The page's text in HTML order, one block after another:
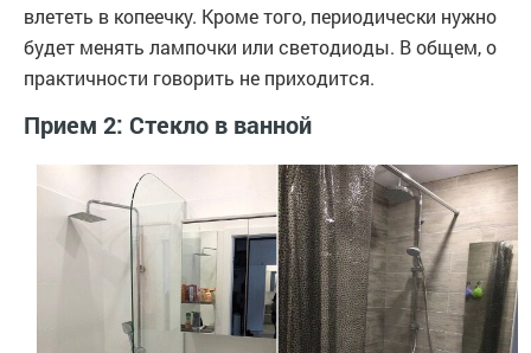
влететь в копеечку. Кроме того, периодически нужно
будет менять лампочки или светодиоды. В общем, о
практичности говорить не приходится.
Прием 2: Стекло в ванной